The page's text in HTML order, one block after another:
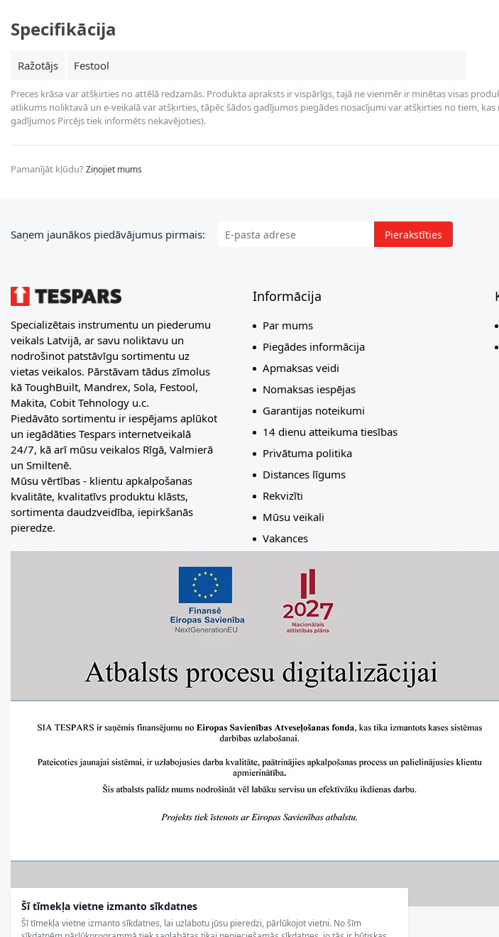
Šī tīmekļa vietne izmanto sīkdatnes
Šī tīmekļa vietne izmanto sīkdatnes, lai uzlabotu jūsu pieredzi, pārlūkojot vietni. No šīm
Specifikācija
Ražotājs Festool
Preces krāsa var atšķirties no attēlā redzamās. Produkta apraksts ir vispārīgs, tajā ne vienmēr ir minētas visas
atlikums noliktavā un e-veikalā var atšķirties, tāpēc šādos gadījumos piegādes nosacījumi var atšķirties no tiem,
gadījumos Pircējs tiek informēts nekavējoties).
Pamanījāt kļūdu?Ziņojiet mums
E-pasta adrese
Saņem jaunākos piedāvājumus pirmais: Pierakstīties
Specializētais instrumentu un piederumu
veikals Latvijā, ar savu noliktavu un
nodrošinot patstāvīgu sortimentu uz
vietas veikalos. Pārstāvam tādus zīmolus
kā ToughBuilt, Mandrex, Sola, Festool,
Makita, Cobit Tehnology u.c.
Piedāvāto sortimentu ir iespējams aplūkot
un iegādāties Tespars internetveikalā
24/7, kā arī mūsu veikalos Rīgā, Valmierā
un Smiltenē.
Mūsu vērtības - klientu apkalpošanas
kvalitāte, kvalitatīvs produktu klāsts,
sortimenta daudzveidība, iepirkšanās
pieredze.
Informācija
Par mums
Piegādes informācija
Apmaksas veidi
Nomaksas iespējas
Garantijas noteikumi
14 dienu atteikuma tiesības
Privātuma politika
Distances līgums
Rekvizīti
Mūsu veikali
Vakances